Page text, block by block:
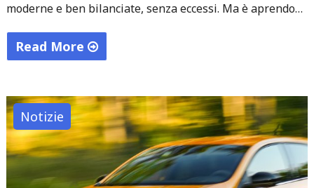
moderne e ben bilanciate, senza eccessi. Ma è aprendo…
Read More
Tra
l’estrosità
su
strada
Notizie